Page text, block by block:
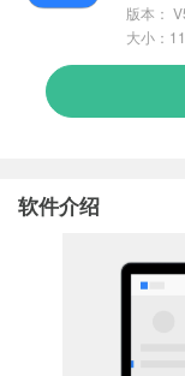
版本：
大小：
软件介绍